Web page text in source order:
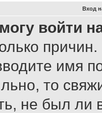
Вход
войти
имя
то
не был ли